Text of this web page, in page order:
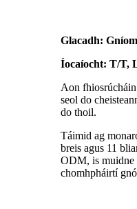
Glacadh:
Íocaíocht: T/T,
Aon fhiosrúcháin
seol do
do thoil.
Táimid ag
breis agus 11
ODM, is muidne
chomhpháirtí